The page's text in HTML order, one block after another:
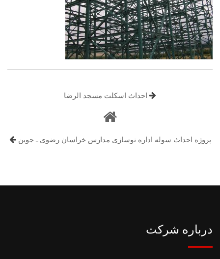
احداث اسکلت مسجد الرضا
پروژه احداث سوله اداره نوسازی مدارس خراسان رضوی ـ جوین
درباره شرکت